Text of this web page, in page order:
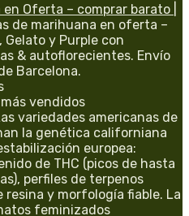
Oferta – comprar barato |
de marihuana en oferta –
Gelato y Purple con
& autoflorecientes. Envío
Barcelona.
vendidos
variedades americanas de
la genética californiana
europea:
de THC (picos de hasta
perfiles de terpenos
resina y morfología fiable. La
feminizados